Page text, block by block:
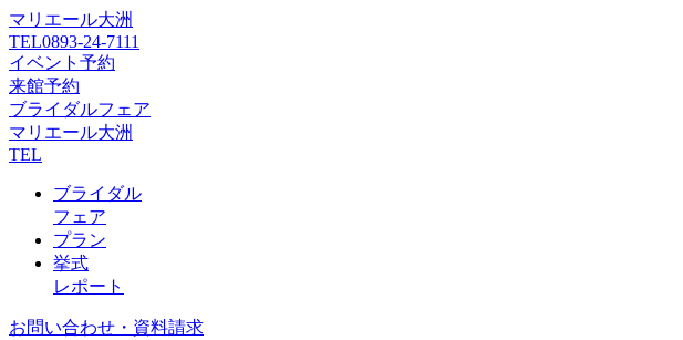
マリエール大洲
TEL0893-24-7111
イベント予約
来館予約
ブライダルフェア
マリエール大洲
TEL
ブライダル
フェア
プラン
挙式
レポート
お問い合わせ・資料請求